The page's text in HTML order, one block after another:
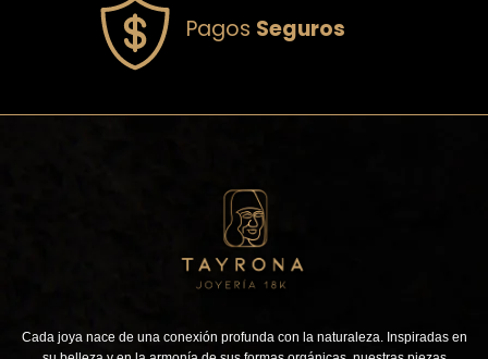
Pagos Seguros
Cada joya nace de una conexión profunda con la naturaleza. Inspiradas en